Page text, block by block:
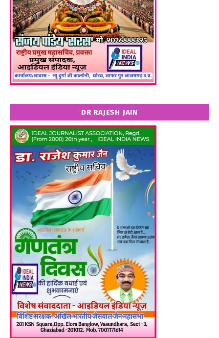
DR RAJESH JAIN